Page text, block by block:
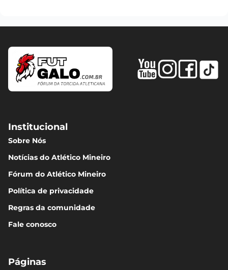
Institucional
Sobre Nós
Notícias do Atlético Mineiro
Fórum do Atlético Mineiro
Política de privacidade
Regras da comunidade
Fale conosco
Páginas